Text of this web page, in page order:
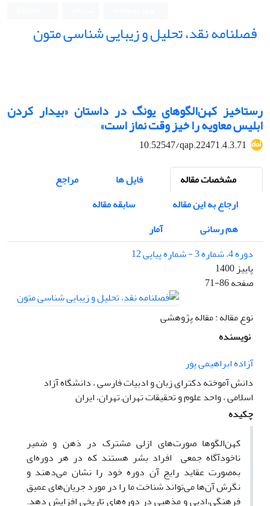
فصلنامه نقد، تحلیل و زیبایی شناسی متون
رستاخیز کهن‌الگوهای یونگ در داستان «بیدار کردن
ابلیس معاویه را خیز وقت نماز است»
10.52547/qap.22471.4.3.71
مشخصات مقاله
فایل ها
مراجع
ارجاع به این مقاله
سابقه مقاله
هم رسانی
آمار
دوره 4، شماره 3 - شماره پیاپی 12
پاییز 1400
صفحه71-86
نوع مقاله : مقاله پژوهشی
نویسنده
آزاده ابراهیمی پور
دانش آموخته دکترای زبان و ادبیات فارسی ، دانشگاه آزاد
اسلامی ، واحد علوم و تحقیقات تهران.تهران، ایران
چکیده
کهن‌الگوها صورت‌های ازلی مشترک در ذهن و ضمیر
ناخودآگاه جمعی افراد بشر هستند که در هر دوره‌ای
به‌صورت عقاید رایج آن دوره خود را نشان می‌دهند و
نگرش آن‌ها می‌تواند شناخت ما را در مورد جریان‌های عمیق
فرهنگی،ادبی و مذهبی در دوره‌های تاریخی افزایش دهد.